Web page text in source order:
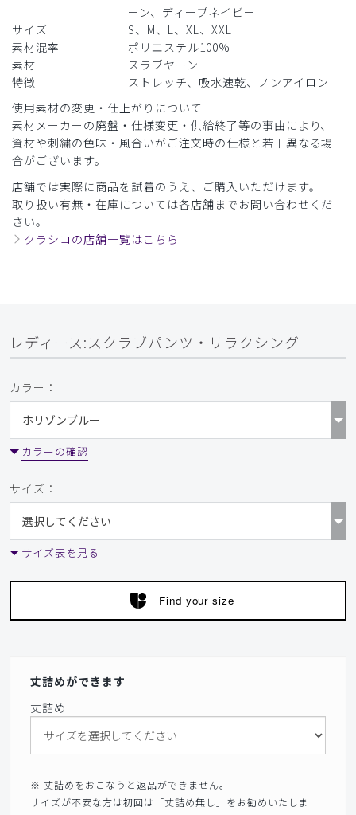
ーン、ディープネイビー
サイズ
S、M、L、XL、XXL
素材混率
ポリエステル100%
素材
スラブヤーン
特徴
ストレッチ、吸水速乾、ノンアイロン
使用素材の変更・仕上がりについて
素材メーカーの廃盤・仕様変更・供給終了等の事由により、
資材や刺繍の色味・風合いがご注文時の仕様と若干異なる場
合がございます。
店舗では実際に商品を試着のうえ、ご購入いただけます。
取り扱い有無・在庫については各店舗までお問い合わせくだ
さい。
クラシコの店舗一覧はこちら
レディース:スクラブパンツ・リラクシング
カラー：
カラーの確認
サイズ：
サイズ表を見る
Find your size
丈詰めができます
丈詰め
※ 丈詰めをおこなうと返品ができません。
サイズが不安な方は初回は「丈詰め無し」をお勧めいたしま